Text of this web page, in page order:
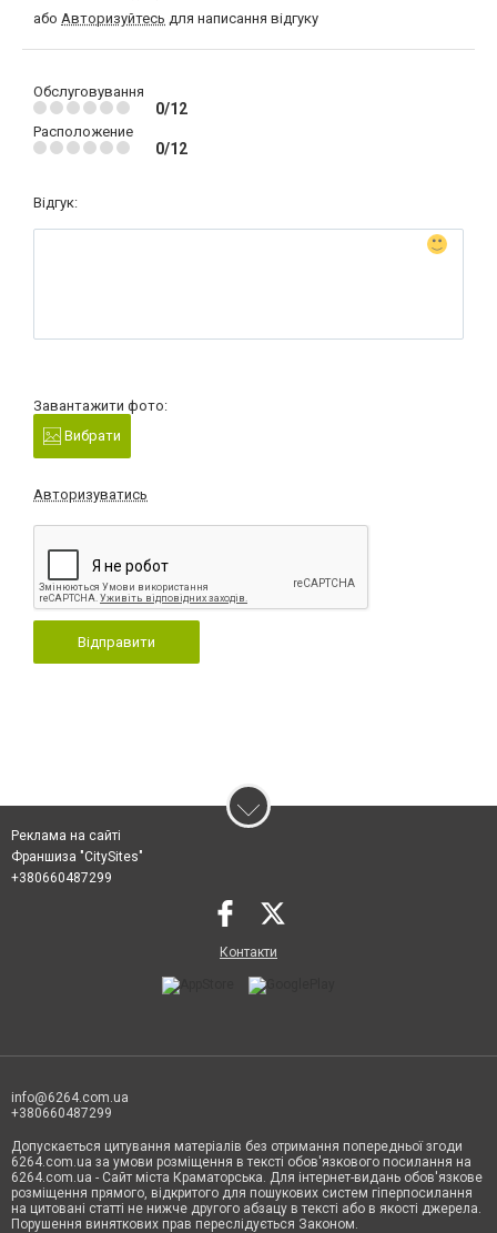
або Авторизуйтесь для написання відгуку
Обслуговування
0/12
Расположение
0/12
Відгук:
Завантажити фото:
Вибрати
Авторизуватись
Відправити
Реклама на сайті
Франшиза "CitySites"
+380660487299
Контакти
info@6264.com.ua
+380660487299
Допускається цитування матеріалів без отримання попередньої згоди
6264.com.ua за умови розміщення в тексті обов'язкового посилання на
6264.com.ua - Сайт міста Краматорська. Для інтернет-видань обов'язкове
розміщення прямого, відкритого для пошукових систем гіперпосилання
на цитовані статті не нижче другого абзацу в тексті або в якості джерела.
Порушення виняткових прав переслідується Законом.